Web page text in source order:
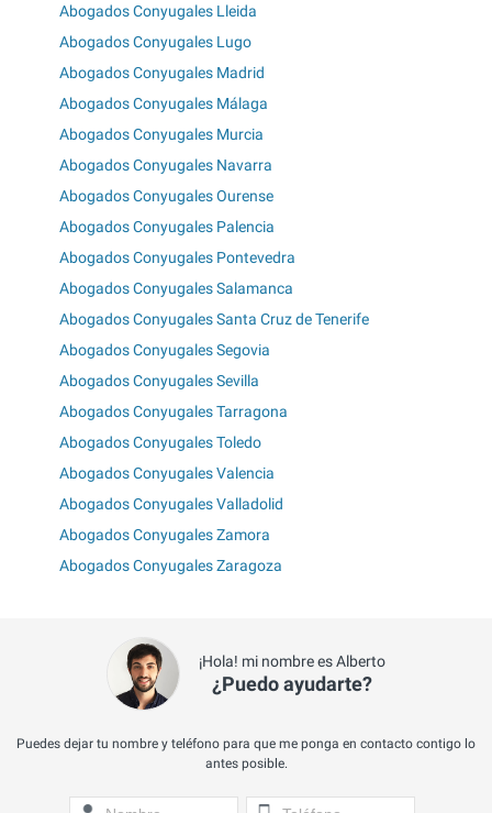
Abogados Conyugales Lleida
Abogados Conyugales Lugo
Abogados Conyugales Madrid
Abogados Conyugales Málaga
Abogados Conyugales Murcia
Abogados Conyugales Navarra
Abogados Conyugales Ourense
Abogados Conyugales Palencia
Abogados Conyugales Pontevedra
Abogados Conyugales Salamanca
Abogados Conyugales Santa Cruz de Tenerife
Abogados Conyugales Segovia
Abogados Conyugales Sevilla
Abogados Conyugales Tarragona
Abogados Conyugales Toledo
Abogados Conyugales Valencia
Abogados Conyugales Valladolid
Abogados Conyugales Zamora
Abogados Conyugales Zaragoza
¡Hola! mi nombre es Alberto
¿Puedo ayudarte?
Puedes dejar tu nombre y teléfono para que me ponga en contacto contigo lo
antes posible.